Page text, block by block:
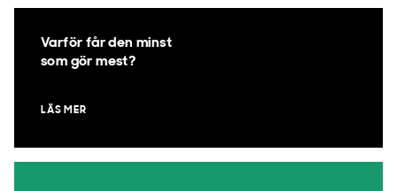
Varför får den minst
som gör mest?
LÄS MER